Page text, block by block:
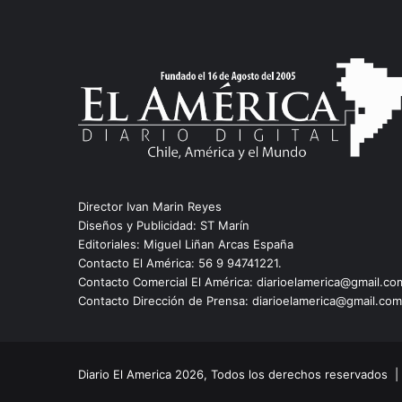
Director Ivan Marin Reyes
Diseños y Publicidad: ST Marín
Editoriales: Miguel Liñan Arcas España
Contacto El América: 56 9 94741221.
Contacto Comercial El América:
Contacto Dirección de Prensa: diarioelamerica@gmail.com
Diario El America 2026, Todos los derechos reservados